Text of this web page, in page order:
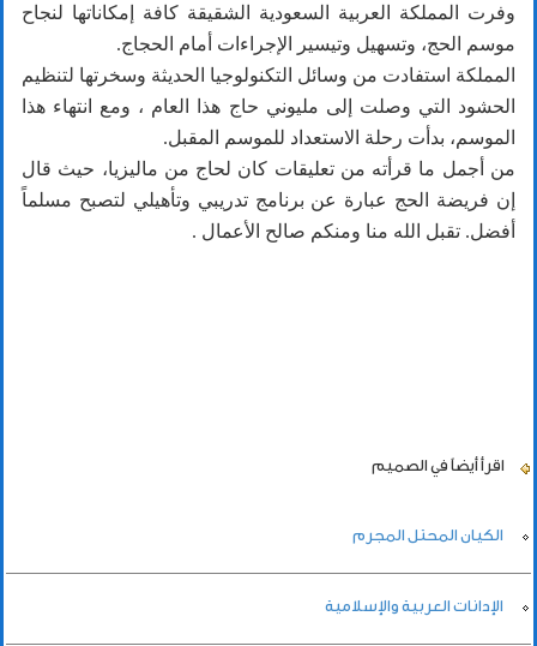
وفرت المملكة العربية السعودية الشقيقة كافة إمكاناتها لنجاح
موسم الحج، وتسهيل وتيسير الإجراءات أمام الحجاج.
المملكة استفادت من وسائل التكنولوجيا الحديثة وسخرتها لتنظيم
الحشود التي وصلت إلى مليوني حاج هذا العام ، ومع انتهاء هذا
الموسم، بدأت رحلة الاستعداد للموسم المقبل.
من أجمل ما قرأته من تعليقات كان لحاج من ماليزيا، حيث قال
إن فريضة الحج عبارة عن برنامج تدريبي وتأهيلي لتصبح مسلماً
أفضل. تقبل الله منا ومنكم صالح الأعمال .
اقرأ أيضاً في الصميم
الكيان المحتل المجرم
الإدانات العربية والإسلامية